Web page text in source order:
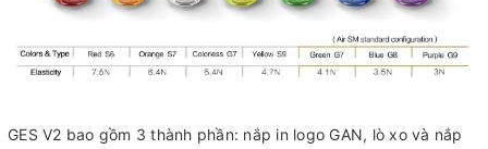
GES V2 bao gồm 3 thành phần: nắp in logo GAN, lò xo và nắp